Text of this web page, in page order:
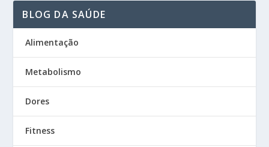
BLOG DA SAÚDE
Alimentação
Metabolismo
Dores
Fitness